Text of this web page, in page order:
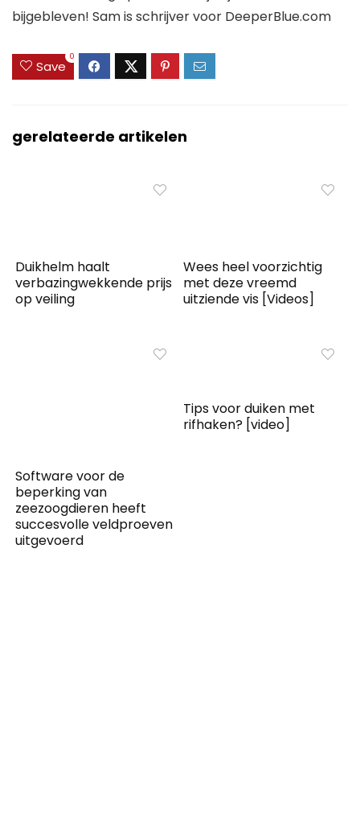
bijgebleven! Sam is schrijver voor DeeperBlue.com
Save
0
gerelateerde artikelen
Duikhelm haalt
verbazingwekkende prijs
op veiling
Wees heel voorzichtig
met deze vreemd
uitziende vis [Videos]
Software voor de
beperking van
zeezoogdieren heeft
succesvolle veldproeven
uitgevoerd
Tips voor duiken met
rifhaken? [video]